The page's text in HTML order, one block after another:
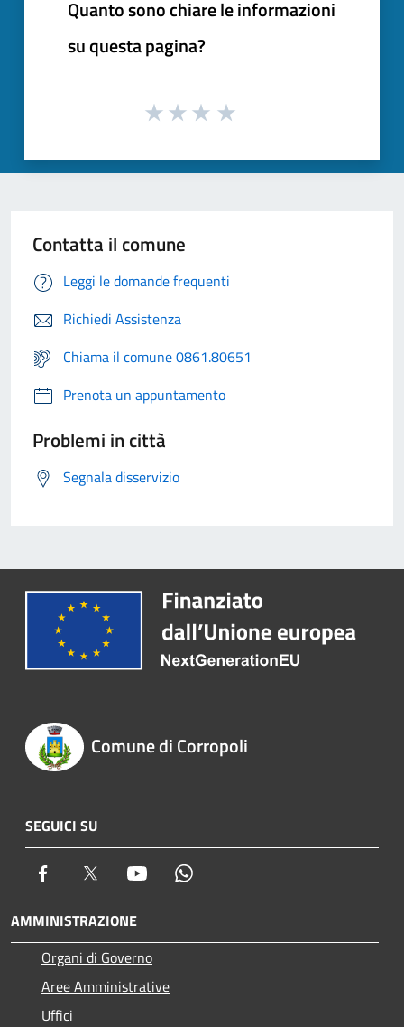
Quanto sono chiare le informazioni
su questa pagina?
Contatta il comune
Leggi le domande frequenti
Richiedi Assistenza
Chiama il comune 0861.80651
Prenota un appuntamento
Problemi in città
Segnala disservizio
Comune di Corropoli
SEGUICI SU
Facebook Twitter Youtube
AMMINISTRAZIONE
Organi di Governo
Aree Amministrative
Uffici